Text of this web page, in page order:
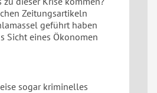
Zeitungsartikeln
geführt haben
Sicht eines Ökonomen
sogar kriminelles